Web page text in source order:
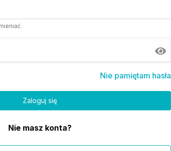
Nie pamiętam hasła
Nie masz konta?